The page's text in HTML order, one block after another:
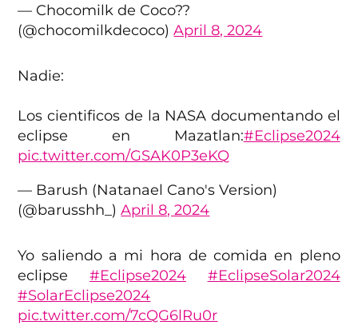
— Chocomilk de Coco??
(@chocomilkdecoco)April 8, 2024
Nadie:
Los cientificos de la NASA documentando el
eclipse en Mazatlan:#Eclipse2024
pic.twitter.com/GSAK0P3eKQ
— Barush (Natanael Cano's Version)
(@barusshh_)April 8, 2024
Yo saliendo a mi hora de comida en pleno
eclipse #Eclipse2024
#EclipseSolar2024
#SolarEclipse2024
pic.twitter.com/7cQG6lRu0r